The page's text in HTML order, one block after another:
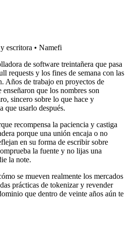
escritora • Namefi
de software treintañera que pasa
requests y los fines de semana con las
Años de trabajo en proyectos de
que los nombres son
sincero sobre lo que hace y
que usarlo después.
recompensa la paciencia y castiga
porque una unión encaja o no
en su forma de escribir sobre
la fuente y no lijas una
la note.
se mueven realmente los mercados
prácticas de tokenizar y revender
que dentro de veinte años aún te